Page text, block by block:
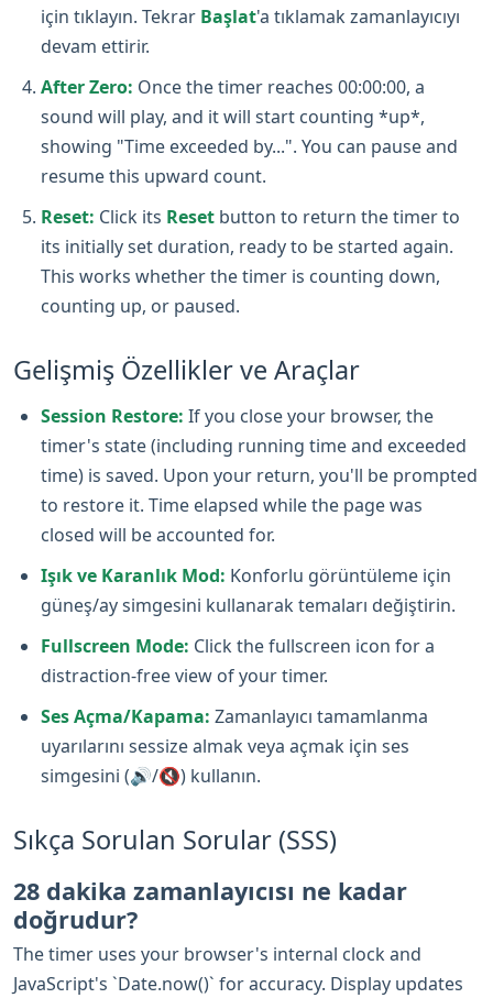
için tıklayın. Tekrar Başlat'a tıklamak zamanlayıcıyı
devam ettirir.
After Zero: Once the timer reaches 00:00:00, a
sound will play, and it will start counting *up*,
showing "Time exceeded by...". You can pause and
resume this upward count.
Reset: Click its Reset button to return the timer to
its initially set duration, ready to be started again.
This works whether the timer is counting down,
counting up, or paused.
Gelişmiş Özellikler ve Araçlar
Session Restore: If you close your browser, the
timer's state (including running time and exceeded
time) is saved. Upon your return, you'll be prompted
to restore it. Time elapsed while the page was
closed will be accounted for.
Işık ve Karanlık Mod: Konforlu görüntüleme için
güneş/ay simgesini kullanarak temaları değiştirin.
Fullscreen Mode: Click the fullscreen icon for a
distraction-free view of your timer.
Ses Açma/Kapama: Zamanlayıcı tamamlanma
uyarılarını sessize almak veya açmak için ses
simgesini (🔊/🔇) kullanın.
Sıkça Sorulan Sorular (SSS)
28 dakika zamanlayıcısı ne kadar
doğrudur?
The timer uses your browser's internal clock and
JavaScript's `Date.now()` for accuracy. Display updates